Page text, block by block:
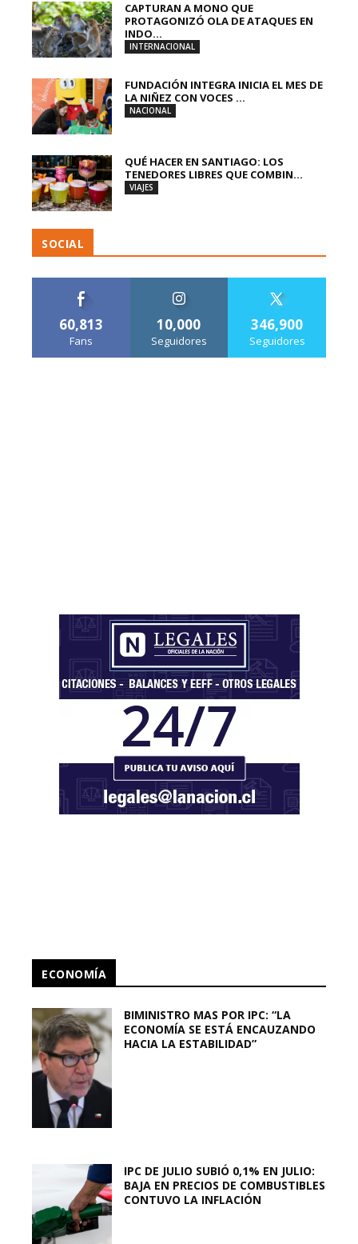
CAPTURAN A MONO QUE
PROTAGONIZÓ OLA DE ATAQUES EN
INDO...
INTERNACIONAL
FUNDACIÓN INTEGRA INICIA EL MES DE
LA NIÑEZ CON VOCES ...
NACIONAL
QUÉ HACER EN SANTIAGO: LOS
TENEDORES LIBRES QUE COMBIN...
VIAJES
SOCIAL
60,813
Fans
10,000
Seguidores
346,900
Seguidores
ECONOMÍA
BIMINISTRO MAS POR IPC: “LA
ECONOMÍA SE ESTÁ ENCAUZANDO
HACIA LA ESTABILIDAD”
IPC DE JULIO SUBIÓ 0,1% EN JULIO:
BAJA EN PRECIOS DE COMBUSTIBLES
CONTUVO LA INFLACIÓN